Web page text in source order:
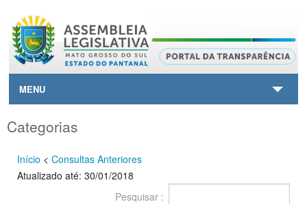
MENU
HOME
SAIBA+
Categorias
Início < Consultas Anteriores
Atualizado até: 30/01/2018
Pesquisar :